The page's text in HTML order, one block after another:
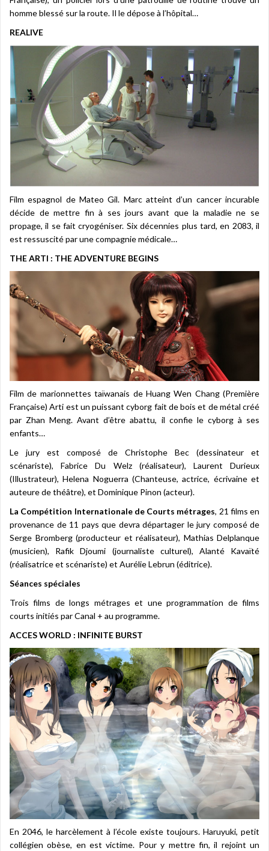
homme blessé sur la route. Il le dépose à l’hôpital…
REALIVE
Film espagnol de Mateo Gil. Marc atteint d’un cancer incurable
décide de mettre fin à ses jours avant que la maladie ne se
propage, il se fait cryogéniser. Six décennies plus tard, en 2083, il
est ressuscité par une compagnie médicale…
THE ARTI : THE ADVENTURE BEGINS
Film de marionnettes taïwanais de Huang Wen Chang (Première
Française) Arti est un puissant cyborg fait de bois et de métal créé
par Zhan Meng. Avant d’être abattu, il confie le cyborg à ses
enfants…
Le jury est composé de Christophe Bec (dessinateur et
scénariste), Fabrice Du Welz (réalisateur), Laurent Durieux
(Illustrateur), Helena Noguerra (Chanteuse, actrice, écrivaine et
auteure de théâtre), et Dominique Pinon (acteur).
La Compétition Internationale de Courts métrages, 21 films en
provenance de 11 pays que devra départager le jury composé de
Serge Bromberg (producteur et réalisateur), Mathias Delplanque
(musicien), Rafik Djoumi (journaliste culturel), Alanté Kavaïté
(réalisatrice et scénariste) et Aurélie Lebrun (éditrice).
Séances spéciales
Trois films de longs métrages et une programmation de films
courts initiés par Canal + au programme.
ACCES WORLD : INFINITE BURST
En 2046, le harcèlement à l’école existe toujours. Haruyuki, petit
collégien obèse, en est victime. Pour y mettre fin, il rejoint un